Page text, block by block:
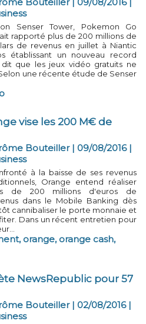
Senser Tower, Pokemon Go
rapporté plus de 200 millions de
de revenus en juillet à Niantic
établissant un nouveau record
que les jeux vidéo gratuits ne
une récente étude de Senser
vise les 200 M€ de
Bouteiller | 09/08/2016|
à la baisse de ses revenus
Orange entend réaliser
de 200 millions d'euros de
dans le Mobile Banking dès
cannibaliser le porte monnaie et
Dans un récent entretien pour
, orange, orange cash,
NewsRepublic pour 57
Bouteiller | 02/08/2016|